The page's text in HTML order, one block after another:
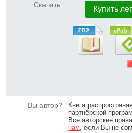
Скачать: Купить
Вы автор?
Книга
партнёрской
Все авторские
нам, если Вы не